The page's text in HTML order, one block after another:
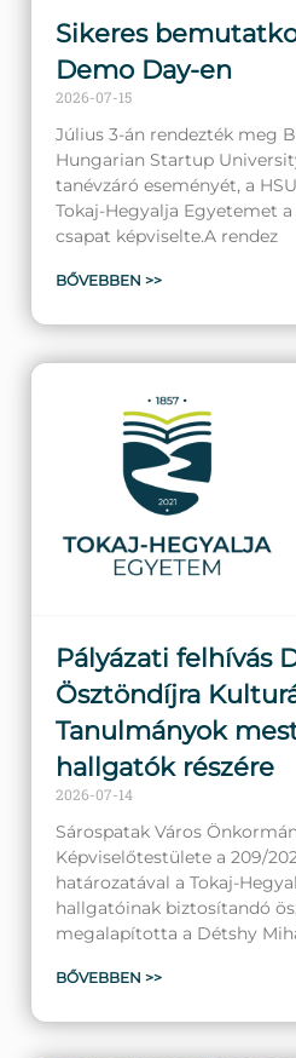
Sikeres
Demo Day-en
2026-07-15
Július 3-án rendezték meg
Hungarian Startup
tanévzáró eseményét, a
Tokaj-Hegyalja Egyetemet
csapat képviselte.A rendez
BŐVEBBEN >>
Pályázati felhívás
Ösztöndíjra
Tanulmányok
hallgatók részére
2026-07-14
Sárospatak Város
Képviselőtestülete a 209/
határozatával a Tokaj-
hallgatóinak biztosítandó
megalapította a Détshy
BŐVEBBEN >>